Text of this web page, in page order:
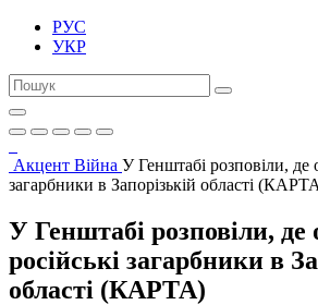
РУС
УКР
Акцент Війна У Генштабі розповіли, де
загарбники в Запорізькій області
У Генштабі розповіли,
російські загарбники в
області (КАРТА)